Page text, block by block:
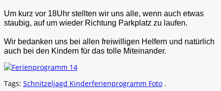
Um kurz vor 18Uhr stellten wir uns alle, wenn auch etwas
staubig, auf um wieder Richtung Parkplatz zu laufen.
Wir bedanken uns bei allen freiwilligen Helfern und natürlich
auch bei den Kindern für das tolle Miteinander.
Tags: Schnitzeljagd Kinderferienprogramm Foto .